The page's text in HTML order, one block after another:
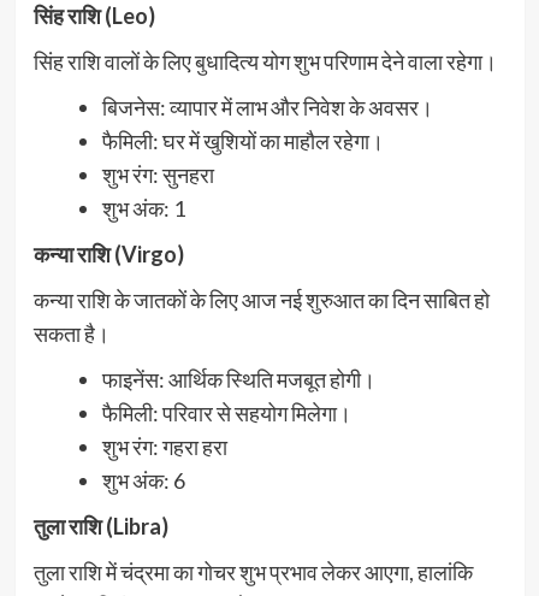
सिंह राशि (Leo)
सिंह राशि वालों के लिए बुधादित्य योग शुभ परिणाम देने वाला रहेगा।
बिजनेस: व्यापार में लाभ और निवेश के अवसर।
फैमिली: घर में खुशियों का माहौल रहेगा।
शुभ रंग: सुनहरा
शुभ अंक: 1
कन्या राशि (Virgo)
कन्या राशि के जातकों के लिए आज नई शुरुआत का दिन साबित हो
सकता है।
फाइनेंस: आर्थिक स्थिति मजबूत होगी।
फैमिली: परिवार से सहयोग मिलेगा।
शुभ रंग: गहरा हरा
शुभ अंक: 6
तुला राशि (Libra)
तुला राशि में चंद्रमा का गोचर शुभ प्रभाव लेकर आएगा, हालांकि